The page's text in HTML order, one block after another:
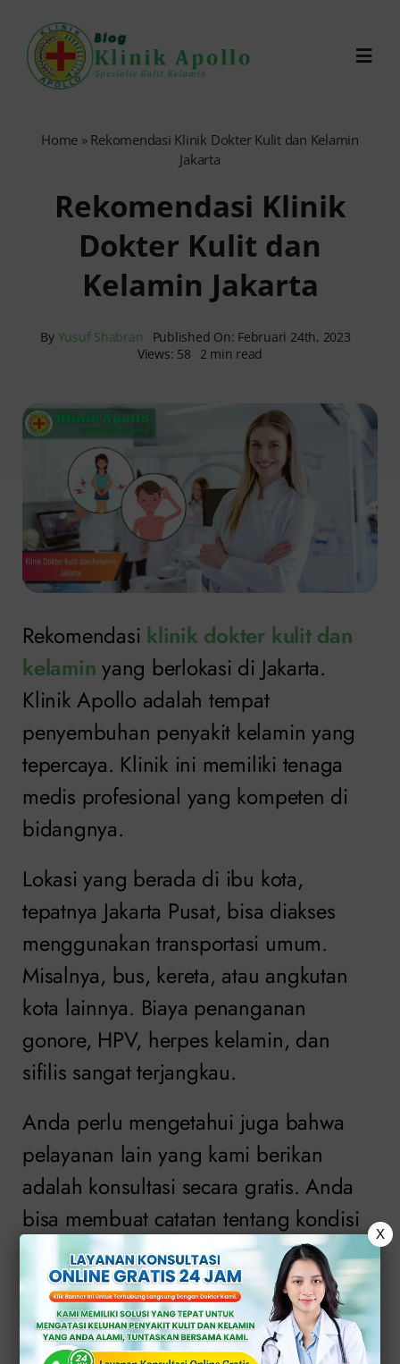
content
Reservasi Online
Home » Rekomendasi Klinik Dokter Kulit dan Kelamin
Jakarta
Rekomendasi Klinik
Dokter Kulit dan
Kelamin Jakarta
By Yusuf Shabran
Published On: Februari 24th, 2023
Views: 58
2 min read
Rekomendasi klinik dokter kulit dan
kelamin yang berlokasi di Jakarta.
Klinik Apollo adalah tempat
penyembuhan penyakit kelamin yang
tepercaya. Klinik ini memiliki tenaga
medis profesional yang kompeten di
bidangnya.
Lokasi yang berada di ibu kota,
tepatnya Jakarta Pusat, bisa diakses
menggunakan transportasi umum.
Misalnya, bus, kereta, atau angkutan
kota lainnya. Biaya penanganan
gonore, HPV, herpes kelamin, dan
sifilis sangat terjangkau.
Anda perlu mengetahui juga bahwa
pelayanan lain yang kami berikan
adalah konsultasi secara gratis. Anda
bisa membuat catatan tentang kondisi
terlebih dahulu, kemudian
menceritakan secara jelas kepada
dokter agar segala saran bisa
diberikan.
X